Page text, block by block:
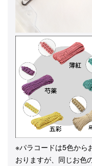
※パラコードは5色から
おりますが、同じお色